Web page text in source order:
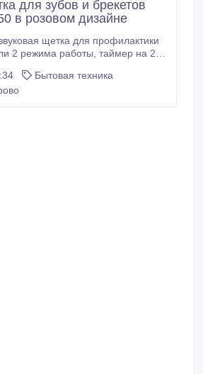
для зубов и брекетов
в розовом дизайне
щетка для профилактики
работы, таймер на 2
заряд пару недель. Сайт -
zubnye-
Бытовая техника